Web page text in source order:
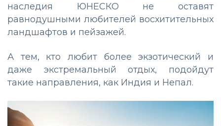
наследия ЮНЕСКО не оставят
равнодушными любителей восхитительных
ландшафтов и пейзажей.
А тем, кто любит более экзотический и
даже экстремальный отдых, подойдут
такие направления, как Индия и Непал.